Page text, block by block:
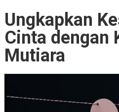
Ungkapkan
Cinta dengan
Mutiara